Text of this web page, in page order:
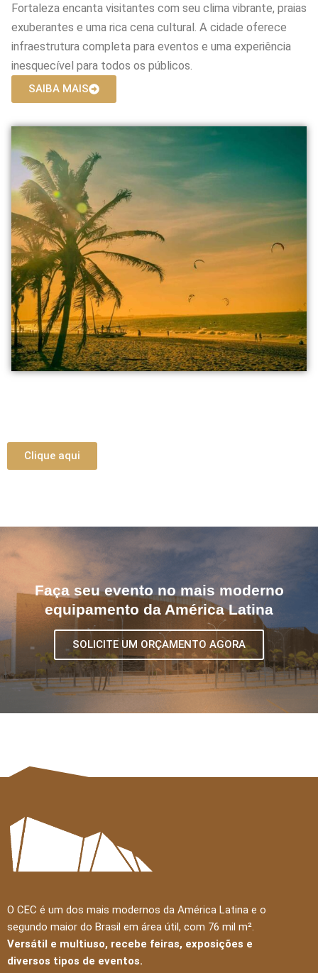
Fortaleza encanta visitantes com seu clima vibrante, praias
exuberantes e uma rica cena cultural. A cidade oferece
infraestrutura completa para eventos e uma experiência
inesquecível para todos os públicos.
SAIBA MAIS
Clique aqui
Faça seu evento no mais moderno
equipamento da América Latina
SOLICITE UM ORÇAMENTO AGORA
O CEC é um dos mais modernos da América Latina e o
segundo maior do Brasil em área útil, com 76 mil m².
Versátil e multiuso, recebe feiras, exposições e
diversos tipos de eventos.